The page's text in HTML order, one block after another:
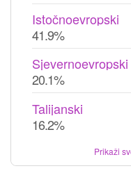
Istočnoevropski
41.9%
20.1%
Talijanski
16.2%
Prikaži